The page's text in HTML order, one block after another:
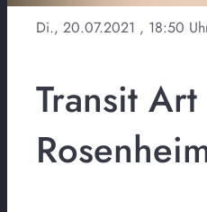
Di., 20.07.2021 , 18:50
Transit Art